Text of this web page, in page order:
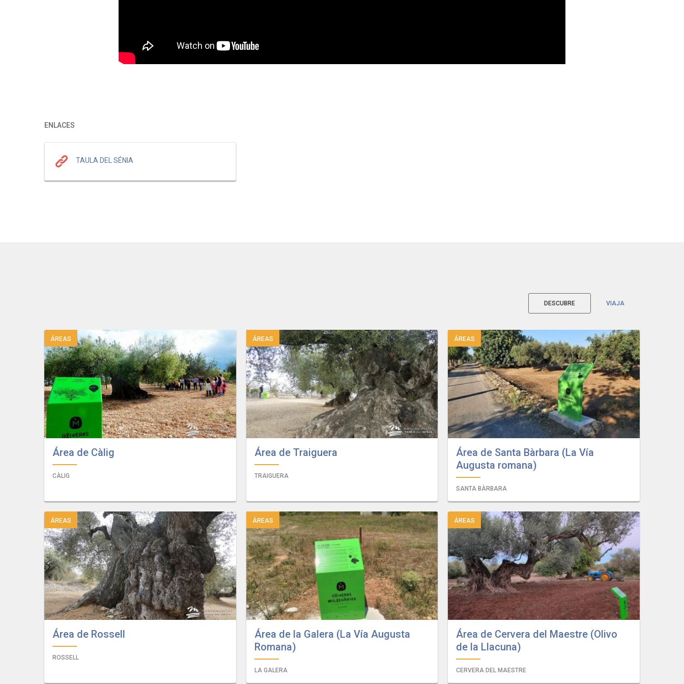
ENLACES
TAULA DEL SÉNIA
DESCUBRE VIAJA
ÁREAS
Área de Càlig
CÀLIG
ÁREAS
Área de Traiguera
TRAIGUERA
ÁREAS
Área de Santa Bàrbara (La Vía
Augusta romana)
SANTA BÀRBARA
ÁREAS
Área de Rossell
ROSSELL
ÁREAS
Área de la Galera (La Vía Augusta
Romana)
LA GALERA
ÁREAS
Área de Cervera del Maestre (Olivo
de la Llacuna)
CERVERA DEL MAESTRE